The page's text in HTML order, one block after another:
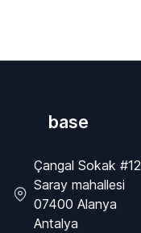
base
Çangal Sokak #12
Saray mahallesi
07400 Alanya
Antalya